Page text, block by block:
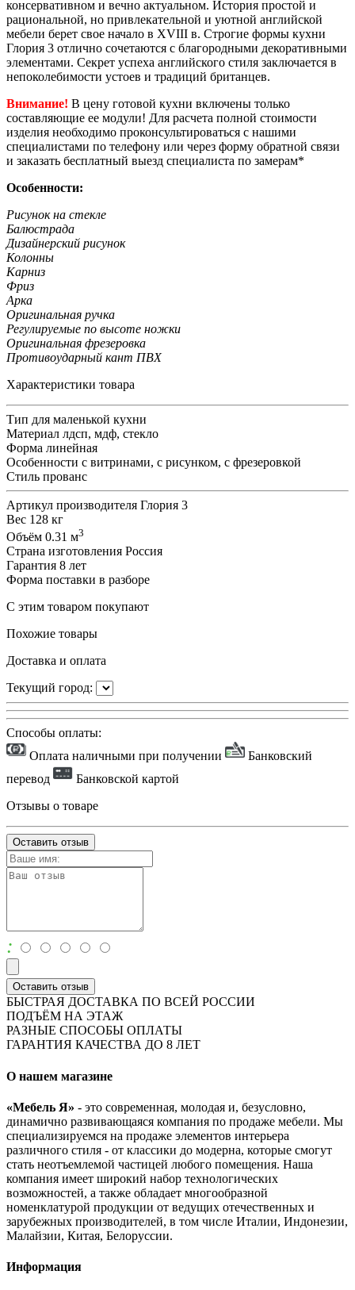
консервативном и вечно актуальном. История простой и
рациональной, но привлекательной и уютной английской
мебели берет свое начало в XVIII в. Строгие формы кухни
Глория 3 отлично сочетаются с благородными декоративными
элементами. Секрет успеха английского стиля заключается в
непоколебимости устоев и традиций британцев.
Внимание! В цену готовой кухни включены только
составляющие ее модули! Для расчета полной стоимости
изделия необходимо проконсультироваться с нашими
специалистами по телефону или через форму обратной связи
и заказать бесплатный выезд специалиста по замерам*
Особенности:
Рисунок на стекле
Балюстрада
Дизайнерский рисунок
Колонны
Карниз
Фриз
Арка
Оригинальная ручка
Регулируемые по высоте ножки
Оригинальная фрезеровка
Противоударный кант ПВХ
Характеристики товара
Тип для маленькой кухни
Материал лдсп, мдф, стекло
Форма линейная
Особенности с витринами, с рисунком, с фрезеровкой
Стиль прованс
Артикул производителя Глория 3
Вес 128 кг
Объём 0.31 м3
Страна изготовления Россия
Гарантия 8 лет
Форма поставки в разборе
С этим товаром покупают
Похожие товары
Доставка и оплата
Текущий город:
Способы оплаты:
Оплата наличными при получении
Банковский
перевод
Банковской картой
Отзывы о товаре
Оставить отзыв
:
Оставить отзыв
БЫСТРАЯ ДОСТАВКА ПО ВСЕЙ РОССИИ
ПОДЪЁМ НА ЭТАЖ
РАЗНЫЕ СПОСОБЫ ОПЛАТЫ
ГАРАНТИЯ КАЧЕСТВА ДО 8 ЛЕТ
О нашем магазине
«Мебель Я» - это современная, молодая и, безусловно,
динамично развивающаяся компания по продаже мебели. Мы
специализируемся на продаже элементов интерьера
различного стиля - от классики до модерна, которые смогут
стать неотъемлемой частицей любого помещения. Наша
компания имеет широкий набор технологических
возможностей, а также обладает многообразной
номенклатурой продукции от ведущих отечественных и
зарубежных производителей, в том числе Италии, Индонезии,
Малайзии, Китая, Белоруссии.
Информация